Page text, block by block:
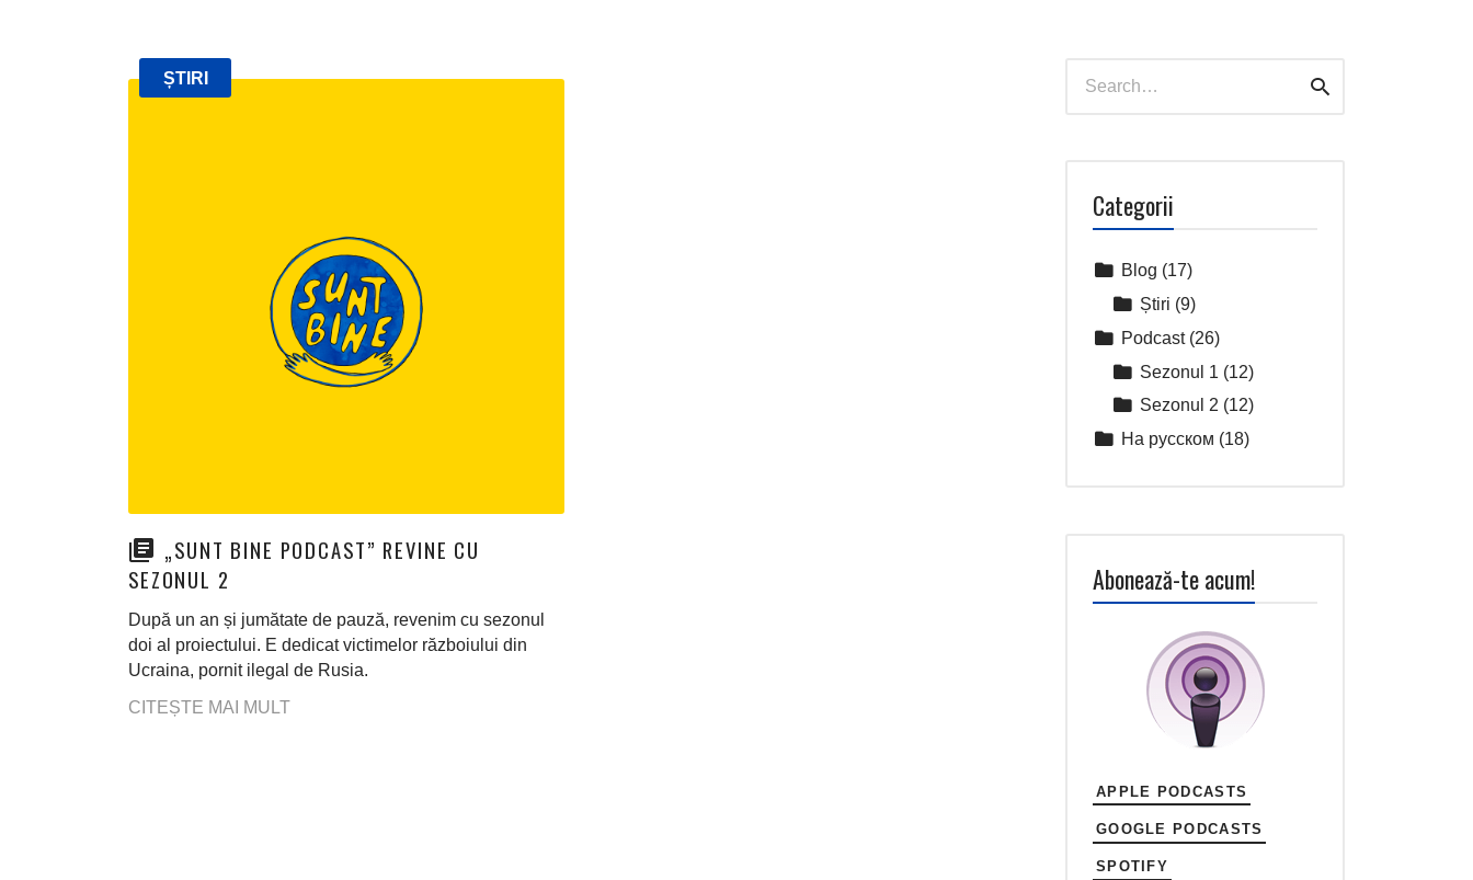
ȘTIRI
„SUNT BINE PODCAST” REVINE CU
SEZONUL 2
După un an și jumătate de pauză, revenim cu sezonul
doi al proiectului. E dedicat victimelor războiului din
Ucraina, pornit ilegal de Rusia.
for:
Search
Categorii
Blog (17)
Știri (9)
Podcast(26)
Sezonul 1 (12)
Sezonul 2 (12)
На русском (18)
Abonează-te acum!
APPLE PODCASTS
GOOGLE PODCASTS
SPOTIFY